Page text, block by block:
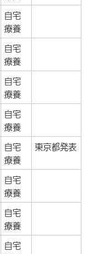
自宅
療養
自宅
療養
自宅
療養
自宅
療養
自宅
療養
東京都発表
自宅
療養
自宅
療養
自宅